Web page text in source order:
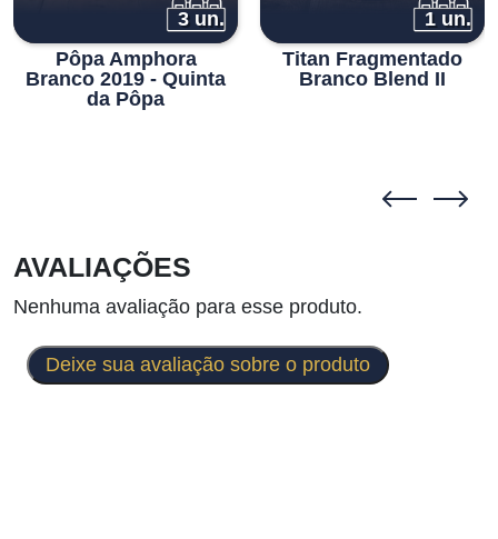
3 un.
Pôpa Amphora
Branco 2019 - Quinta
da Pôpa
1 un.
Titan Fragmentado
Branco Blend II
AVALIAÇÕES
Nenhuma avaliação para esse produto.
Deixe sua avaliação sobre o produto